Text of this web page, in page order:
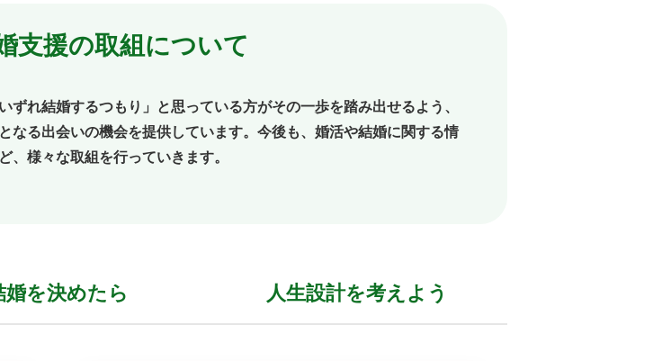
支援の取組について
れ結婚するつもり」と思っている方がその一歩を踏み出せるよう、
なる出会いの機会を提供しています。今後も、婚活や結婚に関する情
様々な取組を行っていきます。
婚を決めたら 人生設計を考えよう